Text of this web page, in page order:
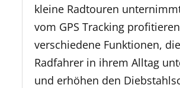
kleine Radtouren
vom GPS Tracking
verschiedene Funktionen, die
Radfahrer in ihrem Alltag
und erhöhen den